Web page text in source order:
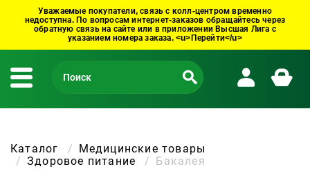
Уважаемые покупатели, связь с колл-центром временно
недоступна. По вопросам интернет-заказов обращайтесь через
обратную связь на сайте или в приложении Высшая Лига с
указанием номера заказа. <u>Перейти</u>
Каталог
Медицинские товары
Здоровое питание
Бакалея